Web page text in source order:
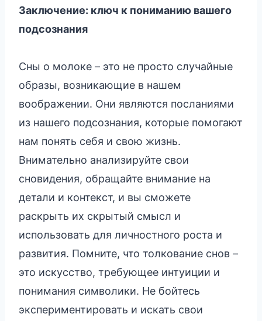
Заключение: ключ к пониманию вашего
подсознания
Сны о молоке – это не просто случайные
образы, возникающие в нашем
воображении. Они являются посланиями
из нашего подсознания, которые помогают
нам понять себя и свою жизнь.
Внимательно анализируйте свои
сновидения, обращайте внимание на
детали и контекст, и вы сможете
раскрыть их скрытый смысл и
использовать для личностного роста и
развития. Помните, что толкование снов –
это искусство, требующее интуиции и
понимания символики. Не бойтесь
экспериментировать и искать свои